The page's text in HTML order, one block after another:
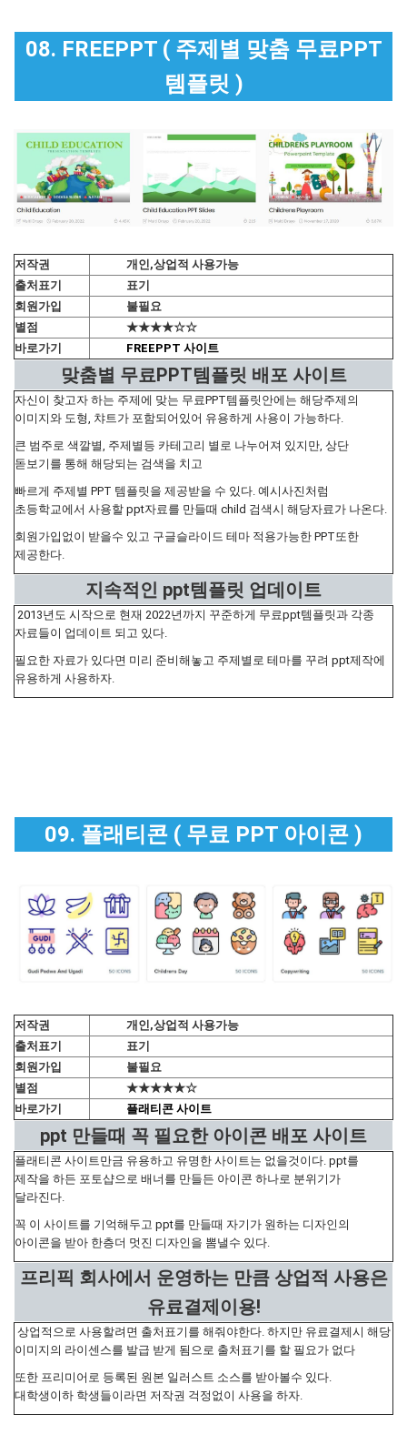
08. FREEPPT ( 주제별 맞춤 무료PPT
템플릿 )
저작권
개인,상업적 사용가능
출처표기
표기
회원가입
불필요
별점
★★★★☆☆
바로가기
FREEPPT 사이트
맞춤별 무료PPT템플릿 배포 사이트
자신이 찾고자 하는 주제에 맞는 무료PPT템플릿안에는 해당주제의
이미지와 도형, 챠트가 포함되어있어 유용하게 사용이 가능하다.
큰 범주로 색깔별, 주제별등 카테고리 별로 나누어져 있지만, 상단
돋보기를 통해 해당되는 검색을 치고
빠르게 주제별 PPT 템플릿을 제공받을 수 있다. 예시사진처럼
초등학교에서 사용할 ppt자료를 만들때 child 검색시 해당자료가 나온다.
회원가입없이 받을수 있고 구글슬라이드 테마 적용가능한 PPT또한
제공한다.
지속적인 ppt템플릿 업데이트
2013년도 시작으로 현재 2022년까지 꾸준하게 무료ppt템플릿과 각종
자료들이 업데이트 되고 있다.
필요한 자료가 있다면 미리 준비해놓고 주제별로 테마를 꾸려 ppt제작에
유용하게 사용하자.
09. 플래티콘 ( 무료 PPT 아이콘 )
저작권
개인,상업적 사용가능
출처표기
표기
회원가입
불필요
별점
★★★★★☆
바로가기
플래티콘 사이트
ppt 만들때 꼭 필요한 아이콘 배포 사이트
플래티콘 사이트만금 유용하고 유명한 사이트는 없을것이다. ppt를
제작을 하든 포토샵으로 배너를 만들든 아이콘 하나로 분위기가
달라진다.
꼭 이 사이트를 기억해두고 ppt를 만들때 자기가 원하는 디자인의
아이콘을 받아 한층더 멋진 디자인을 뽐낼수 있다.
프리픽 회사에서 운영하는 만큼 상업적 사용은
유료결제이용!
상업적으로 사용할려면 출처표기를 해줘야한다. 하지만 유료결제시 해당
이미지의 라이센스를 발급 받게 됨으로 출처표기를 할 필요가 없다
또한 프리미어로 등록된 원본 일러스트 소스를 받아볼수 있다.
대학생이하 학생들이라면 저작권 걱정없이 사용을 하자.